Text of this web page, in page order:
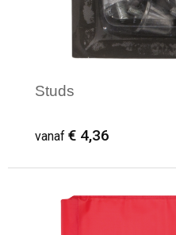
Studs
vanaf € 4,36